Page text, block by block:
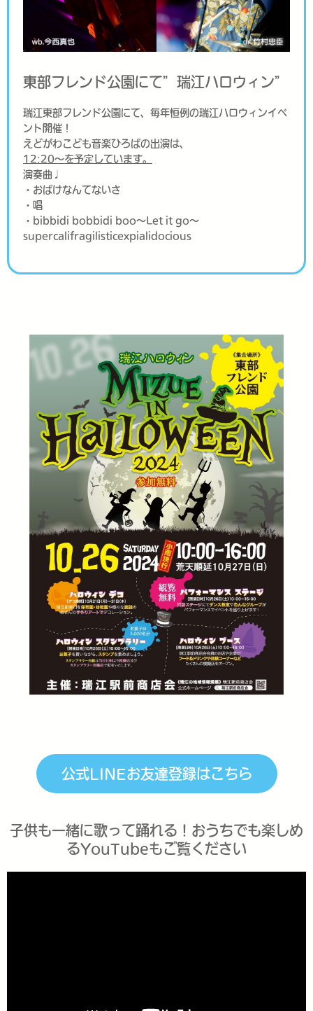
東部フレンド公園にて”瑞江ハロウィン”
瑞江東部フレンド公園にて、毎年恒例の瑞江ハロウィンイベ
ント開催！
えどがわこども音楽ひろばの出演は、
12:20〜を予定しています。
演奏曲♩
・おばけなんてないさ
・唱
・bibbidi bobbidi boo〜Let it go〜
supercalifragilisticexpialidocious
公式LINEお友達登録はこちら
子供も一緒に歌って踊れる！おうちでも楽しめ
るYouTubeもご覧ください